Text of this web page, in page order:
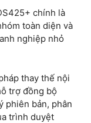
chính là
toàn diện và
nghiệp nhỏ
thay thế nội
trợ đồng bộ
phiên bản, phân
trình duyệt